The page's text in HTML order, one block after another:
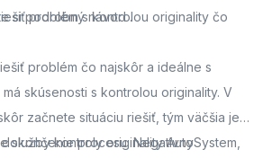
si podrobný návod.
problém s kontrolou originality čo
problém čo najskôr a ideálne s
skúsenosti s kontrolou originality. V
začnete situáciu riešiť, tým väčšia je
procesu. Negatívny
služby kontroly originality AutoSystem,